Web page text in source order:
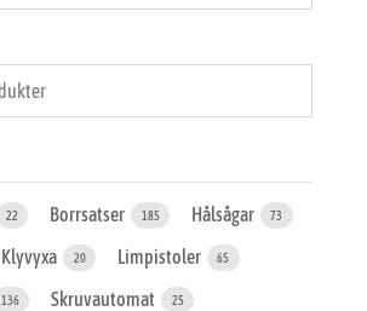
22 Borrsatser 185 Hålsågar 73
Klyvyxa 20 Limpistoler 65
136 Skruvautomat 25